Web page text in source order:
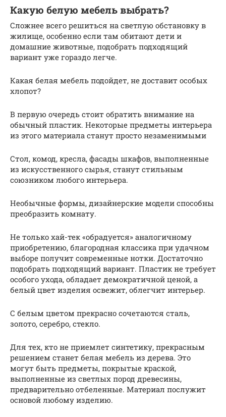
Какую белую мебель выбрать?
Сложнее всего решиться на светлую обстановку в
жилище, особенно если там обитают дети и
домашние животные, подобрать подходящий
вариант уже гораздо легче.
Какая белая мебель подойдет, не доставит особых
хлопот?
В первую очередь стоит обратить внимание на
обычный пластик. Некоторые предметы интерьера
из этого материала станут просто незаменимыми
Стол, комод, кресла, фасады шкафов, выполненные
из искусственного сырья, станут стильным
союзником любого интерьера.
Необычные формы, дизайнерские модели способны
преобразить комнату.
Не только хай-тек «обрадуется» аналогичному
приобретению, благородная классика при удачном
выборе получит современные нотки. Достаточно
подобрать подходящий вариант. Пластик не требует
особого ухода, обладает демократичной ценой, а
белый цвет изделия освежит, облегчит интерьер.
С белым цветом прекрасно сочетаются сталь,
золото, серебро, стекло.
Для тех, кто не приемлет синтетику, прекрасным
решением станет белая мебель из дерева. Это
могут быть предметы, покрытые краской,
выполненные из светлых пород древесины,
предварительно отбеленные. Материал послужит
основой любому изделию.